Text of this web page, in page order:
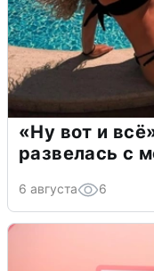
«Ну вот и
развелась с
6 августа 6